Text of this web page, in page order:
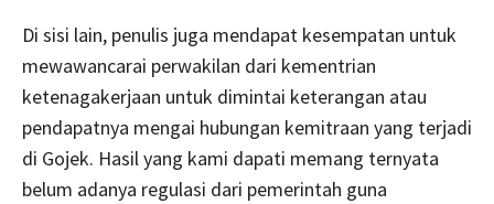
Di sisi lain, penulis juga mendapat kesempatan untuk
mewawancarai perwakilan dari kementrian
ketenagakerjaan untuk dimintai keterangan atau
pendapatnya mengai hubungan kemitraan yang terjadi
di Gojek. Hasil yang kami dapati memang ternyata
belum adanya regulasi dari pemerintah guna